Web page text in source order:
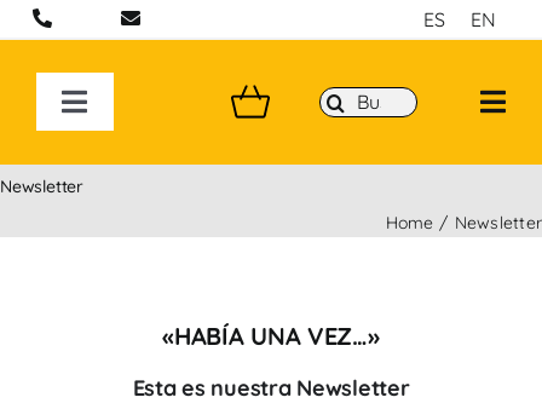
Saltar
al
contenido
ES EN
Toggle
Navigation
BOLSOS ARTESANALES EN BARCELONA
BANDOLERAS HECHAS A MANO
Buscar:
Newsletter
Home
Newsletter
«HABÍA UNA VEZ…»
Esta es nuestra Newsletter